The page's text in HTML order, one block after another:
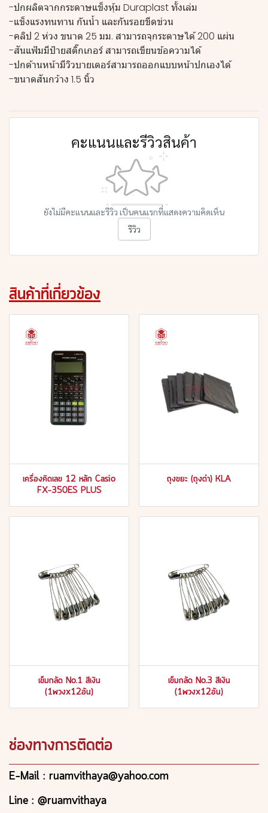
-ปกผลิตจากกระดาษแข็งหุ้ม Duraplast ทั้งเล่ม
-แข็งแรงทนทาน กันน้ำ และกันรอยขีดข่วน
-คลิป 2 ห่วง ขนาด 25 มม. สามารถจุกระดาษได้ 200 แผ่น
-สันแฟ้มมีป้ายสติ๊กเกอร์ สามารถเขียนข้อความได้
-ปกด้านหน้ามีวิวบายเดอร์สามารถออกแบบหน้าปกเองได้
-ขนาดสันกว้าง 1.5 นิ้ว
คะแนนและรีวิวสินค้า
ยังไม่มีคะแนนและรีวิว เป็นคนแรกที่แสดงความคิดเห็น
รีวิว
สินค้าที่เกี่ยวข้อง
เครื่องคิดเลข 12 หลัก Casio
FX-350ES PLUS
ถุงขยะ (ถุงดำ) KLA
เข็มกลัด No.1 สีเงิน
(1พวงx12อัน)
เข็มกลัด No.3 สีเงิน
(1พวงx12อัน)
ช่องทางการติดต่อ
E-Mail : ruamvithaya@yahoo.com
Line : @ruamvithaya